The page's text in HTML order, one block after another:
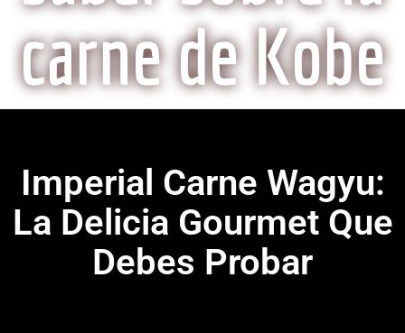
carne de Kobe
Imperial Carne Wagyu:
La Delicia Gourmet Que
Debes Probar